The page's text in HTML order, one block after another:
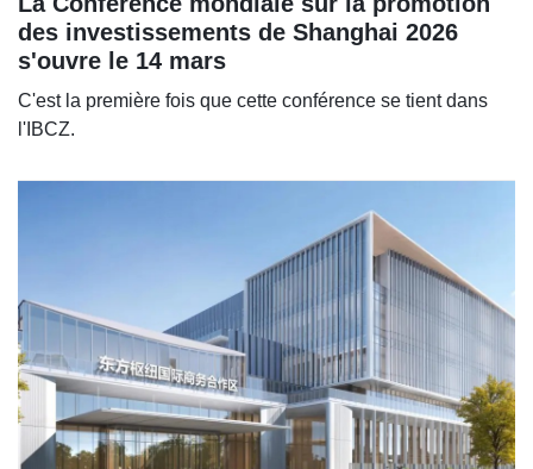
des investissements de Shanghai 2026
s'ouvre le 14 mars
C'est la première fois que cette conférence se tient dans
l'IBCZ.